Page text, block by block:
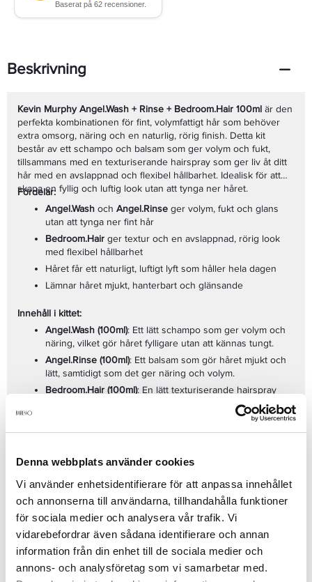
Denna webbplats använder cookies
Vi använder enhetsidentifierare för att anpassa innehållet
och annonserna till användarna, tillhandahålla funktioner
för sociala medier och analysera vår trafik. Vi
vidarebefordrar även sådana identifierare och annan
information från din enhet till de sociala medier och
annons- och analysföretag som vi samarbetar med.
Beskrivning
Kevin Murphy Angel.Wash + Rinse + Bedroom.Hair 100ml är den
perfekta kombinationen för fint, volymfattigt hår som behöver
extra omsorg, näring och en naturlig, rörig finish. Detta kit
består av ett schampo och balsam som ger volym och fukt,
tillsammans med en texturiserande hairspray som ger liv åt ditt
hår med en avslappnad och flexibel hållbarhet. Idealisk för att
skapa en fyllig och luftig look utan att tynga ner håret.
Fördelar:
Angel.Wash och Angel.Rinse ger volym, fukt och glans
utan att tynga ner fint hår
Bedroom.Hair ger textur och en avslappnad, rörig look
med flexibel hållbarhet
Håret får ett naturligt, luftigt lyft som håller hela dagen
Lämnar håret mjukt, hanterbart och glänsande
Innehåll i kittet:
Angel.Wash (100ml): Ett lätt schampo som ger volym och
näring, vilket gör håret fylligare utan att kännas tungt.
Angel.Rinse (100ml): Ett balsam som gör håret mjukt och
lätt, samtidigt som det ger näring och volym.
Bedroom.Hair (100ml): En lätt texturiserande hairspray
som ger volym, textur och en flexibel hållbarhet för en
samtidigt som det ger volym
samtidigt som det bibehåller glans
Pro-Vitamin B5 – förbättrar hårets struktur och ger extra
glans
Glycerin– bibehåller hårets fuktbalans och gör det
hanterbart
Användning:
Angel.Wash : Massera in i fuktigt hår och skapa ett rikt
lödder. Skölj noggrant.